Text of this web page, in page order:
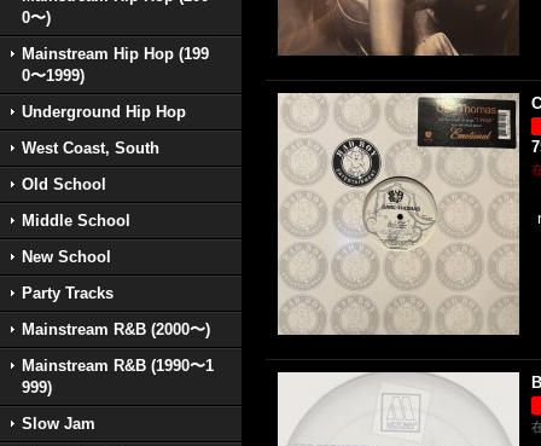
0〜)
Mainstream Hip Hop (199
0〜1999)
Underground Hip Hop
West Coast, South
Old School
Middle School
New School
Party Tracks
Mainstream R&B (2000〜)
Mainstream R&B (1990〜1
999)
Slow Jam